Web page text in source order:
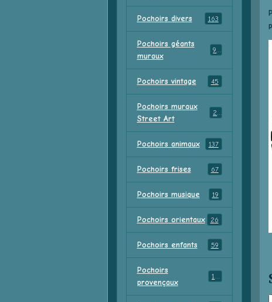
Pochoirs divers 163
Pochoirs géants
muraux
91
Pochoirs vintage 45
Pochoirs muraux
Street Art
23
Pochoirs animaux 137
Pochoirs frises 67
Pochoirs musique 19
Pochoirs orientaux 26
Pochoirs enfants 59
Pochoirs
provençaux
18